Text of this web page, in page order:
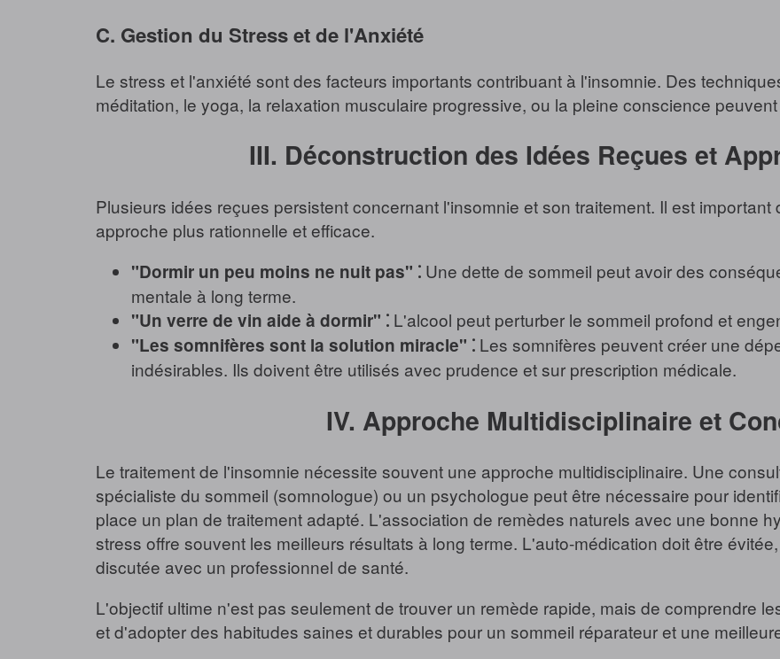
C. Gestion du Stress et de l'Anxiété
Le stress et l'anxiété sont des facteurs importants contribuant à l'insomnie. Des
méditation, le yoga, la relaxation musculaire progressive, ou la pleine conscience
III. Déconstruction des Idées Reçues et
Plusieurs idées reçues persistent concernant l'insomnie et son traitement. Il est
approche plus rationnelle et efficace.
"Dormir un peu moins ne nuit pas" ⁚Une dette de sommeil peut avoir des
mentale à long terme.
"Un verre de vin aide à dormir" ⁚L'alcool peut perturber le sommeil profond et
"Les somnifères sont la solution miracle" ⁚Les somnifères peuvent créer une
indésirables. Ils doivent être utilisés avec prudence et sur prescription médicale.
IV. Approche Multidisciplinaire et
Le traitement de l'insomnie nécessite souvent une approche multidisciplinaire. Une
spécialiste du sommeil (somnologue) ou un psychologue peut être nécessaire pour
place un plan de traitement adapté. L'association de remèdes naturels avec une bonne
stress offre souvent les meilleurs résultats à long terme. L'auto-médication doit être
discutée avec un professionnel de santé.
L'objectif ultime n'est pas seulement de trouver un remède rapide, mais de comprendre
et d'adopter des habitudes saines et durables pour un sommeil réparateur et une